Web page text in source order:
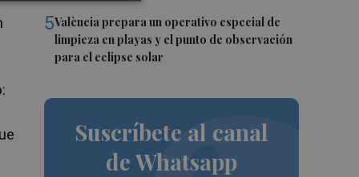
5València prepara un operativo especial de
limpieza en playas y el punto de observación
para el eclipse solar
Suscríbete al canal
de Whatsapp